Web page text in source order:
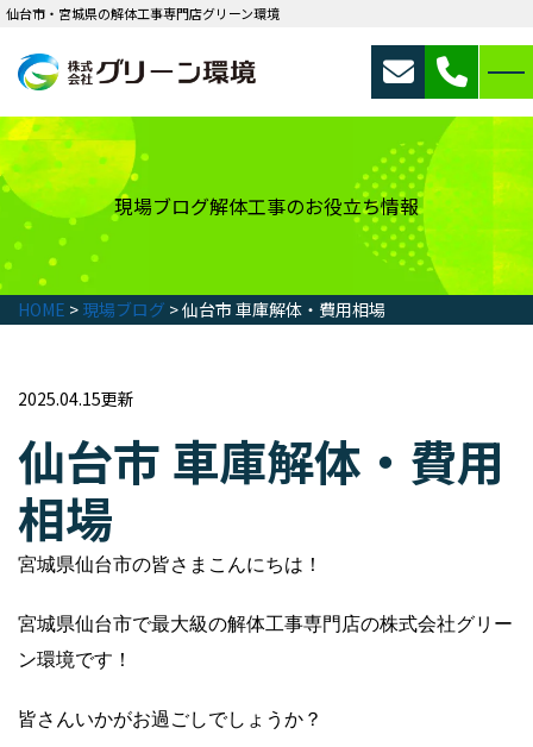
仙台市・宮城県の解体工事専門店グリーン環境
現場ブログ解体工事のお役立ち情報
HOME > 現場ブログ >仙台市 車庫解体・費用相場
2025.04.15更新
仙台市 車庫解体・費用
相場
宮城県仙台市の皆さまこんにちは！
宮城県仙台市で最大級の解体工事専門店の株式会社グリー
ン環境です！
皆さんいかがお過ごしでしょうか？